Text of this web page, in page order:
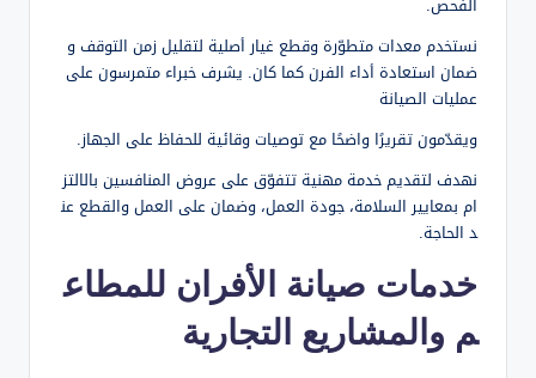
الفحص.
نستخدم معدات متطوّرة وقطع غيار أصلية لتقليل زمن التوقف و
ضمان استعادة أداء الفرن كما كان. يشرف خبراء متمرسون على
عمليات الصيانة
ويقدّمون تقريرًا واضحًا مع توصيات وقائية للحفاظ على الجهاز.
نهدف لتقديم خدمة مهنية تتفوّق على عروض المنافسين بالالتز
ام بمعايير السلامة، جودة العمل، وضمان على العمل والقطع عن
د الحاجة.
خدمات صيانة الأفران للمطاع
م والمشاريع التجارية